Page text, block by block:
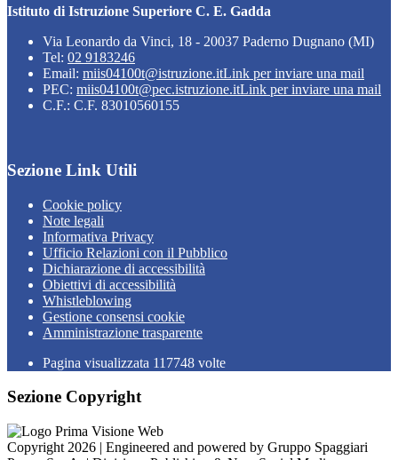
Istituto di Istruzione Superiore C. E. Gadda
Via Leonardo da Vinci, 18 - 20037 Paderno Dugnano (MI)
Tel: 02 9183246
Email: miis04100t@istruzione.itLink per inviare una mail
PEC: miis04100t@pec.istruzione.itLink per inviare una mail
C.F.: C.F. 83010560155
Sezione Link Utili
Cookie policy
Note legali
Informativa Privacy
Ufficio Relazioni con il Pubblico
Dichiarazione di accessibilità
Obiettivi di accessibilità
Whistleblowing
Gestione consensi cookie
Amministrazione trasparente
Pagina visualizzata 117748 volte
Sezione Copyright
Copyright 2026 | Engineered and powered by Gruppo Spaggiari